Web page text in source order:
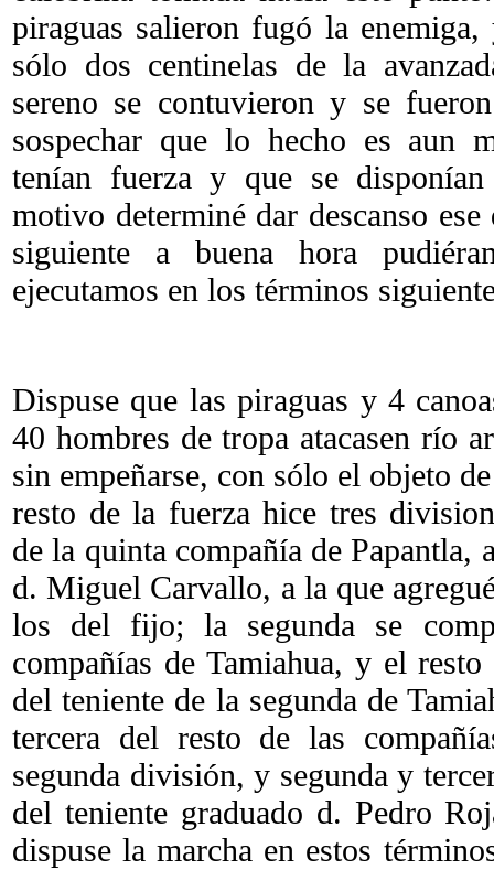
piraguas salieron fugó la
sólo dos centinelas de la
sereno se contuvieron y se
sospechar que lo hecho es aun
tenían fuerza y que se
motivo determiné dar descanso
siguiente a buena hora
ejecutamos en los términos
Dispuse que las piraguas y 4
40 hombres de tropa atacasen río
sin empeñarse, con sólo el objeto
resto de la fuerza hice tres
de la quinta compañía de Papantla,
d. Miguel Carvallo, a la que
los del fijo; la segunda se
compañías de Tamiahua, y el
del teniente de la segunda de
tercera del resto de las
segunda división, y segunda y
del teniente graduado d. Pedro
dispuse la marcha en estos